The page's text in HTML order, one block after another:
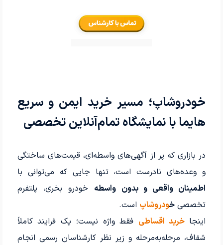
خودروشاپ؛ مسیر خرید ایمن و سریع
هایما با نمایشگاه تمام‌آنلاین تخصصی
در بازاری که پر از آگهی‌های واسطه‌ای، قیمت‌های ساختگی
و وعده‌های نادرست است، تنها جایی که می‌توانی با
اطمینان واقعی و بدون واسطه خودرو بخری، پلتفرم
تخصصی خودروشاپ است.
اینجاخرید اقساطی فقط واژه نیست؛ یک فرایند کاملاً
شفاف، مرحله‌به‌مرحله و زیر نظر کارشناسان رسمی انجام